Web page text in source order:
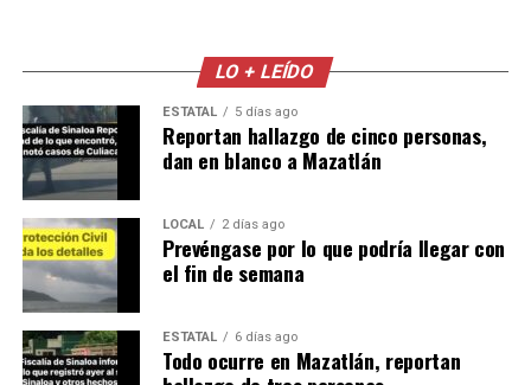
LO + LEÍDO
ESTATAL 5 días ago
Reportan hallazgo de cinco personas,
dan en blanco a Mazatlán
LOCAL 2 días ago
Prevéngase por lo que podría llegar con
el fin de semana
ESTATAL 6 días ago
Todo ocurre en Mazatlán, reportan